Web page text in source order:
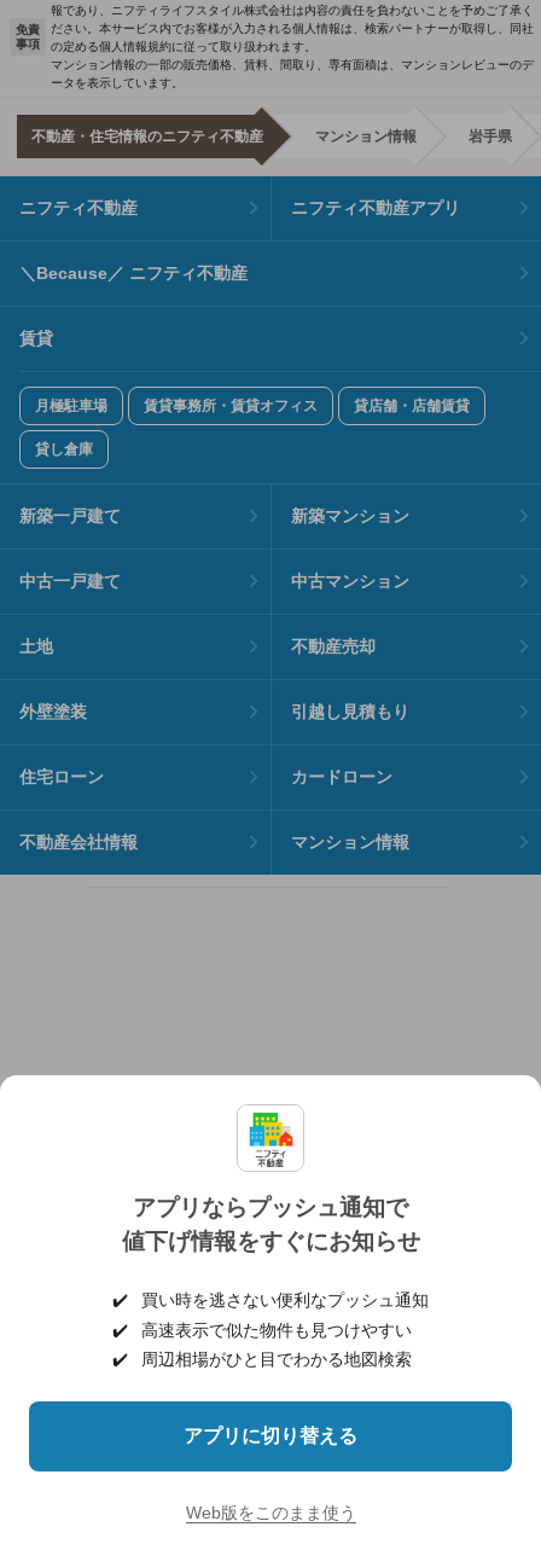
アプリならプッシュ通知で
値下げ情報をすぐにお知らせ
✔️
買い時を逃さない便利なプッシュ通知
✔️
高速表示で似た物件も見つけやすい
✔️
周辺相場がひと目でわかる地図検索
アプリに切り替える
Web版をこのまま使う
免責
事項
報であり、ニフティライフスタイル株式会社は内容の責任を負わないことを予めご了承く
ださい。本サービス内でお客様が入力される個人情報は、検索パートナーが取得し、同社
の定める個人情報規約に従って取り扱われます。
マンション情報の一部の販売価格、賃料、間取り、専有面積は、マンションレビューのデ
ータを表示しています。
不動産・住宅情報のニフティ不動産 マンション情報 岩手県
ニフティ不動産 ニフティ不動産アプリ
＼Because／ ニフティ不動産
賃貸
月極駐車場 賃貸事務所・賃貸オフィス 貸店舗・店舗賃貸
貸し倉庫
新築一戸建て 新築マンション
中古一戸建て 中古マンション
土地 不動産売却
外壁塗装 引越し見積もり
住宅ローン カードローン
不動産会社情報 マンション情報
個人情報保護ポリシー 利用規約
ヘルプ・お問い合わせ 採用情報
©NIFTY Lifestyle Co., Ltd.